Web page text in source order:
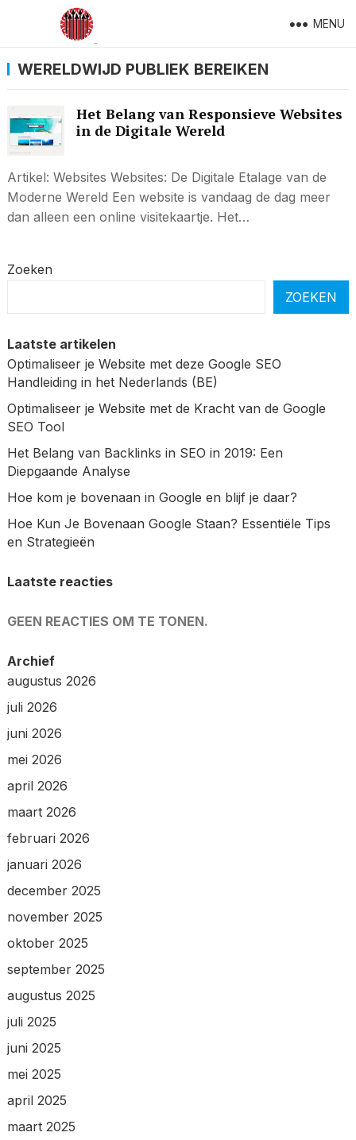
MENU
WERELDWIJD PUBLIEK BEREIKEN
Het Belang van Responsieve Websites
in de Digitale Wereld
Artikel: Websites Websites: De Digitale Etalage van de
Moderne Wereld Een website is vandaag de dag meer
dan alleen een online visitekaartje. Het…
Zoeken
ZOEKEN
Laatste artikelen
Optimaliseer je Website met deze Google SEO
Handleiding in het Nederlands (BE)
Optimaliseer je Website met de Kracht van de Google
SEO Tool
Het Belang van Backlinks in SEO in 2019: Een
Diepgaande Analyse
Hoe kom je bovenaan in Google en blijf je daar?
Hoe Kun Je Bovenaan Google Staan? Essentiële Tips
en Strategieën
Laatste reacties
GEEN REACTIES OM TE TONEN.
Archief
augustus 2026
juli 2026
juni 2026
mei 2026
april 2026
maart 2026
februari 2026
januari 2026
december 2025
november 2025
oktober 2025
september 2025
augustus 2025
juli 2025
juni 2025
mei 2025
april 2025
maart 2025